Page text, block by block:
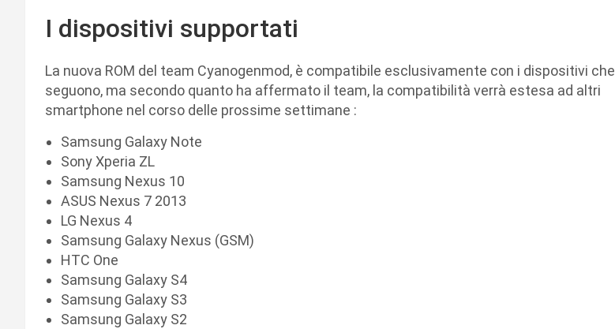
I dispositivi supportati
La nuova ROM del team Cyanogenmod, è compatibile esclusivamente con i dispositivi che
seguono, ma secondo quanto ha affermato il team, la compatibilità verrà estesa ad altri
smartphone nel corso delle prossime settimane :
Samsung Galaxy Note
Sony Xperia ZL
Samsung Nexus 10
ASUS Nexus 7 2013
LG Nexus 4
Samsung Galaxy Nexus (GSM)
HTC One
Samsung Galaxy S4
Samsung Galaxy S3
Samsung Galaxy S2